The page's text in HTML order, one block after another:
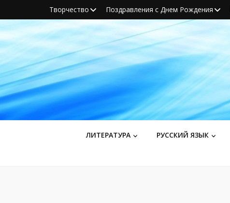
Творчество Поздравления с Днем Рождения
ЛИТЕРАТУРА РУССКИЙ ЯЗЫК